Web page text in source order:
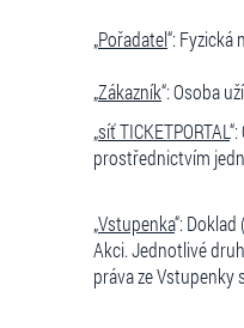
„Pořadatel“:
„Zákazník“: Osoba
„síť TICKETPORTAL
prostřednictvím
„Vstupenka“:
Akci. Jednotlivé
práva ze Vstupenky